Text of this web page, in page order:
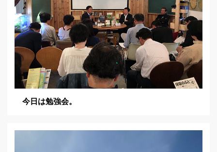
今日は勉強会。